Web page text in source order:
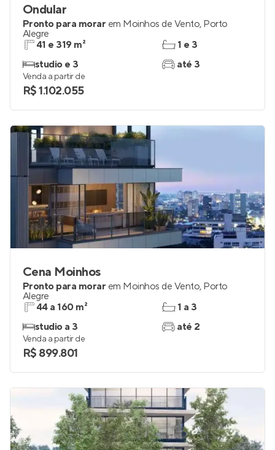
Ondular
Pronto para morar em Moinhos de Vento, Porto
Alegre
41 e 319 m²
studio e 3
1 e 3
até 3
Venda a partir de
R$ 1.102.055
Cena Moinhos
Pronto para morar em Moinhos de Vento, Porto
Alegre
44 a 160 m²
studio a 3
1 a 3
até 2
Venda a partir de
R$ 899.801